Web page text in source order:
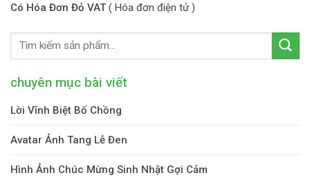
Có Hóa Đơn Đỏ VAT ( Hóa đơn điện tử )
chuyên mục bài viết
Lời Vĩnh Biệt Bố Chồng
Avatar Ảnh Tang Lễ Đen
Hình Ảnh Chúc Mừng Sinh Nhật Gợi Cảm